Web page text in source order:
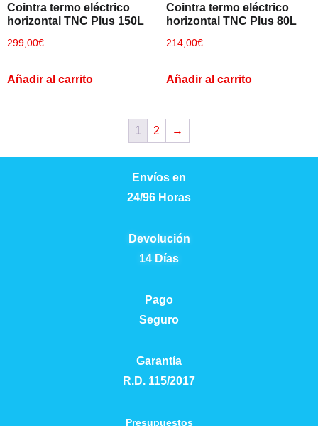
Cointra termo eléctrico
horizontal TNC Plus 150L
299,00€
Añadir al carrito
Cointra termo eléctrico
horizontal TNC Plus 80L
214,00€
Añadir al carrito
1 2 →
Envíos en
24/96 Horas
Devolución
14 Días
Pago
Seguro
Garantía
R.D. 115/2017
Presupuestos